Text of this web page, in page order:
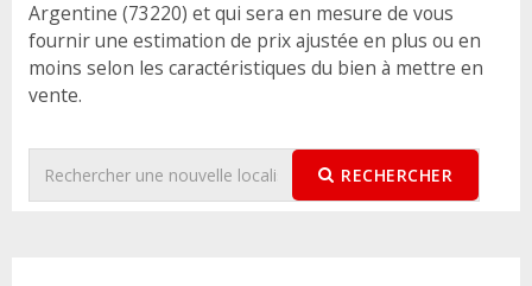
Argentine (73220) et qui sera en mesure de vous
fournir une estimation de prix ajustée en plus ou en
moins selon les caractéristiques du bien à mettre en
vente.
RECHERCHER